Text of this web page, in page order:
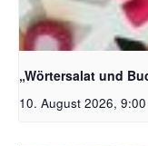
Bildquelle_ Pixabay
„Wörtersalat und
10. August 2026, 9:00